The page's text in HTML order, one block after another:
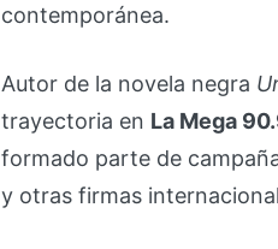
contemporánea.
Autor de la novela negra
trayectoria en La Mega
formado parte de
y otras firmas